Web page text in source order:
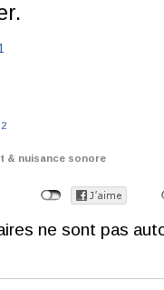
& nuisance sonore
ne sont pas